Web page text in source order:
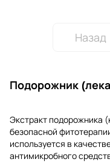
Назад
Подорожник
Экстракт подорожника
безопасной
используется в
антимикробного